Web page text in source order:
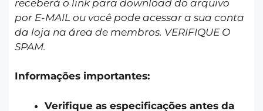
receberá o link para download do arquivo
por E-MAIL ou você pode acessar a sua conta
da loja na área de membros. VERIFIQUE O
SPAM.
Informações importantes:
Verifique as especificações antes da